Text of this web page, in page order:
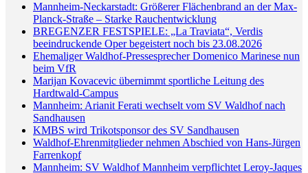
Mannheim-Neckarstadt: Größerer Flächenbrand an der Max-
Planck-Straße – Starke Rauchentwicklung
BREGENZER FESTSPIELE: „La Traviata“, Verdis
beeindruckende Oper begeistert noch bis 23.08.2026
Ehemaliger Waldhof-Pressesprecher Domenico Marinese nun
beim VfR
Marijan Kovacevic übernimmt sportliche Leitung des
Hardtwald-Campus
Mannheim: Arianit Ferati wechselt vom SV Waldhof nach
Sandhausen
KMBS wird Trikotsponsor des SV Sandhausen
Waldhof-Ehrenmitglieder nehmen Abschied von Hans-Jürgen
Farrenkopf
Mannheim: SV Waldhof Mannheim verpflichtet Leroy-Jaques